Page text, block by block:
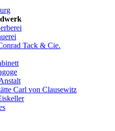
Tack & Cie.
Carl von Clausewitz